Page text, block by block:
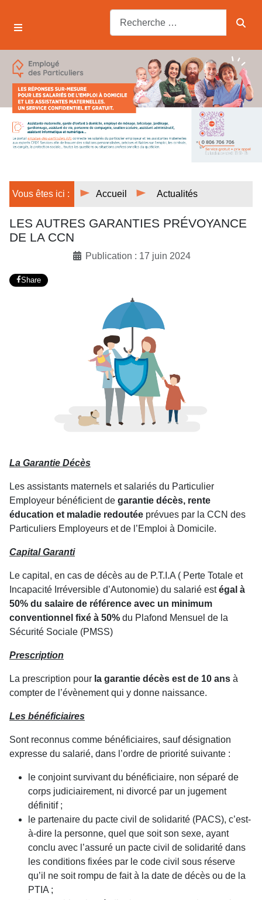
Vous êtes ici : Accueil Actualités
LES AUTRES GARANTIES PRÉVOYANCE
DE LA CCN
Publication : 17 juin 2024
Share
La Garantie Décès
Les assistants maternels et salariés du Particulier
Employeur bénéficient de garantie décès, rente
éducation et maladie redoutée prévues par la CCN des
Particuliers Employeurs et de l’Emploi à Domicile.
Capital Garanti
Le capital, en cas de décès au de P.T.I.A ( Perte Totale et
Incapacité Irréversible d’Autonomie) du salarié estégal à
50% du salaire de référence avec un minimum
conventionnel fixé à 50% du Plafond Mensuel de la
Sécurité Sociale (PMSS)
Prescription
La prescription pour la garantie décès est de 10 ans à
compter de l’évènement qui y donne naissance.
Les bénéficiaires
Sont reconnus comme bénéficiaires, sauf désignation
expresse du salarié, dans l’ordre de priorité suivante :
le conjoint survivant du bénéficiaire, non séparé de
corps judiciairement, ni divorcé par un jugement
définitif ;
le partenaire du pacte civil de solidarité (PACS), c’est-
à-dire la personne, quel que soit son sexe, ayant
conclu avec l’assuré un pacte civil de solidarité dans
les conditions fixées par le code civil sous réserve
qu’il ne soit rompu de fait à la date de décès ou de la
PTIA ;